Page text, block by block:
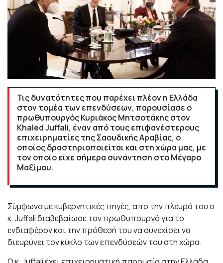
Τις δυνατότητες που παρέχει πλέον η Ελλάδα
στον τομέα των επενδύσεων, παρουσίασε ο
πρωθυπουργός Κυριάκος Μητσοτάκης στον
Khaled Juffali, έναν από τους επιφανέστερους
επιχειρηματίες της Σαουδικής Αραβίας, ο
οποίος δραστηριοποιείται και στη χώρα μας, με
τον οποίο είχε σήμερα συνάντηση στο Μέγαρο
Μαξίμου.
Σύμφωνα με κυβερνητικές πηγές, από την πλευρά του ο
κ. Juffali διαβεβαίωσε τον πρωθυπουργό για το
ενδιαφέρον και την πρόθεσή του να συνεχίσει να
διευρύνει τον κύκλο των επενδύσεών του στη χώρα.